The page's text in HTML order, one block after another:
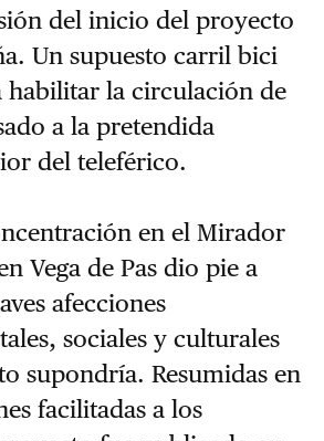
del inicio del proyecto
Un supuesto carril bici
habilitar la circulación de
a la pretendida
del teleférico.
en el Mirador
Vega de Pas dio pie a
afecciones
sociales y culturales
supondría. Resumidas en
facilitadas a los